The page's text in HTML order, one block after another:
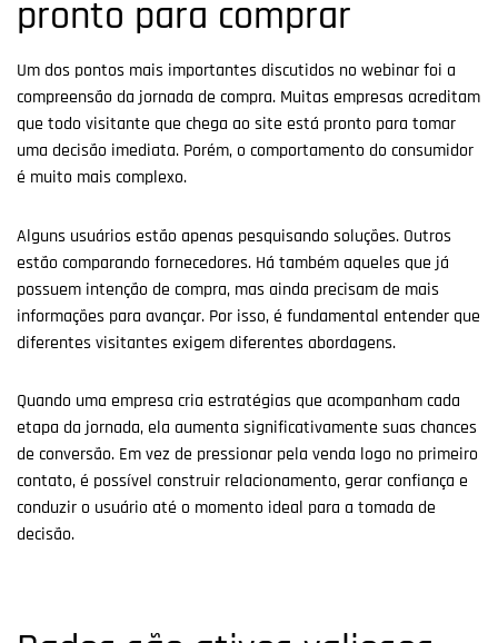
pronto para comprar
Um dos pontos mais importantes discutidos no webinar foi a
compreensão da jornada de compra. Muitas empresas acreditam
que todo visitante que chega ao site está pronto para tomar
uma decisão imediata. Porém, o comportamento do consumidor
é muito mais complexo.
Alguns usuários estão apenas pesquisando soluções. Outros
estão comparando fornecedores. Há também aqueles que já
possuem intenção de compra, mas ainda precisam de mais
informações para avançar. Por isso, é fundamental entender que
diferentes visitantes exigem diferentes abordagens.
Quando uma empresa cria estratégias que acompanham cada
etapa da jornada, ela aumenta significativamente suas chances
de conversão. Em vez de pressionar pela venda logo no primeiro
contato, é possível construir relacionamento, gerar confiança e
conduzir o usuário até o momento ideal para a tomada de
decisão.